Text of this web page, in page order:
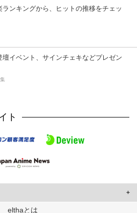
ランキングから、ヒットの推移をチェッ
壇イベント、サインチェキなどプレゼン
ト
て、ユーザーに合わせたコンテンツや広告の
elthaとは